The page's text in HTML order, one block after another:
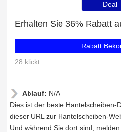
Deal
Rabatt
28 klickt
Ablauf: N/A
Dies ist der beste Hantelscheiben-
dieser URL zur Hantelscheiben-
Und während Sie dort sind,